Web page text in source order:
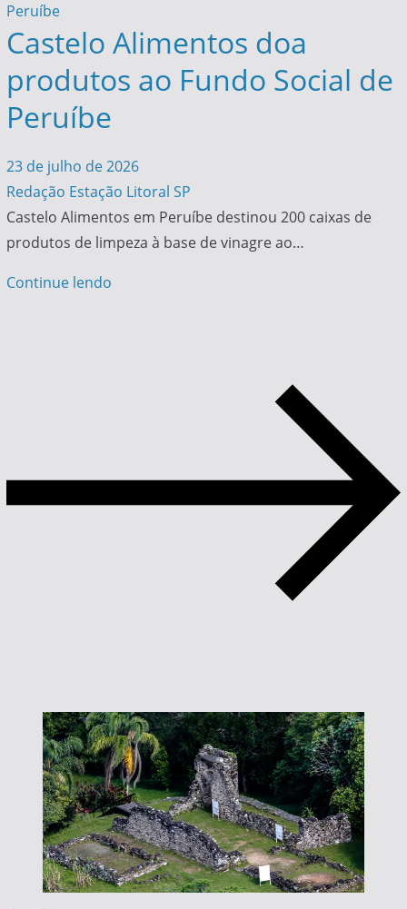
Peruíbe
Castelo Alimentos doa
produtos ao Fundo Social de
Peruíbe
23 de julho de 2026
Redação Estação Litoral SP
Castelo Alimentos em Peruíbe destinou 200 caixas de
produtos de limpeza à base de vinagre ao…
Continue lendo